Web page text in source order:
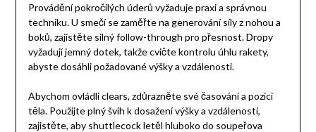
Provádění pokročilých úderů vyžaduje praxi a správnou
techniku. U smečí se zaměřte na generování síly z nohou a
boků, zajistěte silný follow-through pro přesnost. Dropy
vyžadují jemný dotek, takže cvičte kontrolu úhlu rakety,
abyste dosáhli požadované výšky a vzdálenosti.
Abychom ovládli clears, zdůrazněte své časování a pozici
těla. Použijte plný švih k dosažení výšky a vzdálenosti,
zajistěte, aby shuttlecock letěl hluboko do soupeřova